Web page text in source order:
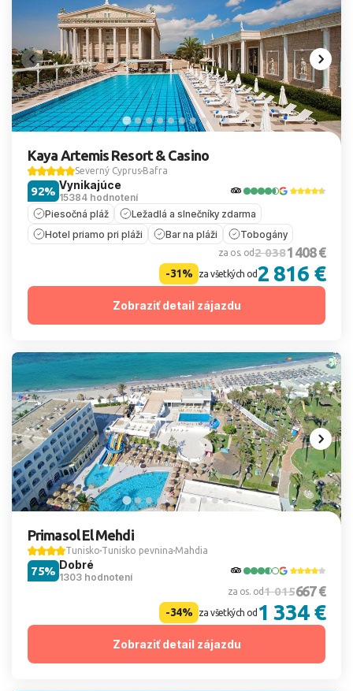
Kaya Artemis Resort & Casino
Severný Cyprus Bafra
Vynikajúce
15384 hodnotení
92%
Piesočná pláž
Ležadlá a slnečníky zdarma
Hotel priamo pri pláži
Bar na pláži Tobogány
za os. od2 0381 408 €
-31% za všetkých od2 816 €
Zobraziť detail zájazdu
Primasol El Mehdi
Tunisko Tunisko pevnina Mahdia
Dobré
1303 hodnotení
75%
za os. od1 015667 €
-34% za všetkých od 1 334 €
Zobraziť detail zájazdu